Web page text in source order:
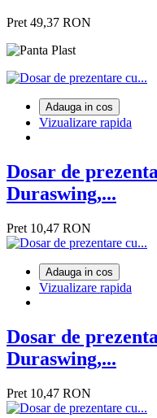
Pret 49,37 RON
Adauga in cos
Vizualizare rapida
Dosar de
Duraswing,...
Pret 10,47 RON
Adauga in cos
Vizualizare rapida
Dosar de
Duraswing,...
Pret 10,47 RON